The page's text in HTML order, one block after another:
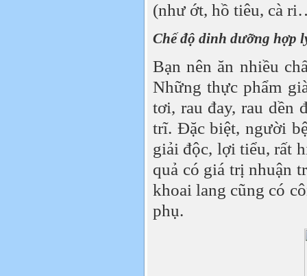
(như ớt, hồ tiêu, cà
Chế độ dinh dưỡng hợp
Bạn nên ăn nhiều
Những thực phẩm
tơi, rau đay, rau dền
trĩ. Đặc biệt, người
giải độc, lợi tiểu, rất
quả có giá trị nhuận
khoai lang cũng có
phụ.